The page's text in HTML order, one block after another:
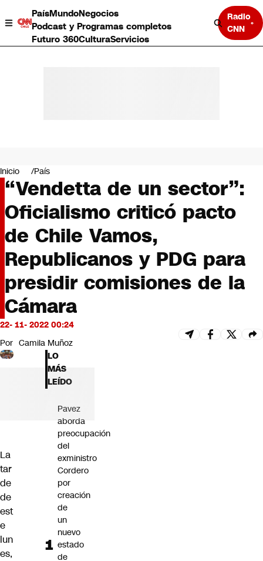
PaísMundoNegocios
Podcast y Programas completos
Futuro 360CulturaServicios
Radio
CNN
Negocios
Deportes
Programas completos
Cultura
Servicios
Bits
CNN tiempo
Futuro 360
Opinión
Inicio País
“Vendetta de un sector”:
Oficialismo criticó pacto
de Chile Vamos,
Republicanos y PDG para
presidir comisiones de la
Cámara
22- 11- 2022 00:24
Por Camila Muñoz
La
tar
de
de
est
e
lun
es,
LO
MÁS
LEÍDO
Pavez
aborda
preocupación
del
exministro
Cordero
por
creación
de
un
nuevo
estado
de